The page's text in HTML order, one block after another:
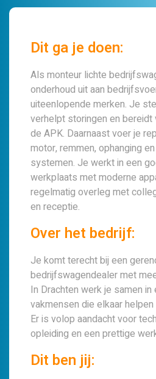
Dit ga je doen:
Als monteur lichte
onderhoud uit aan
uiteenlopende merken. Je
verhelpt storingen en bereidt
de APK. Daarnaast voer je
motor, remmen, ophanging
systemen. Je werkt in een
werkplaats met moderne
regelmatig overleg met
en receptie.
Over het bedrijf:
Je komt terecht bij een
bedrijfswagendealer met
In Drachten werk je samen in
vakmensen die elkaar
Er is volop aandacht voor
opleiding en een prettige
Dit ben jij: